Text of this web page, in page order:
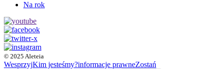
Na rok
© 2025 Aleteia
WesprzyjKim jesteśmy?informacje prawneZostań